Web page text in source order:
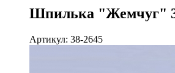
Шпилька "Жемчуг"
Артикул: 38-2645